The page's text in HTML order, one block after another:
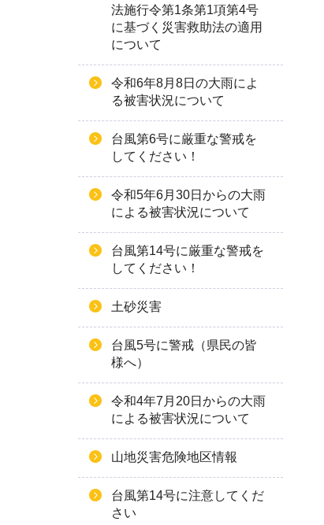
法施⾏令第1条第1項第4号
に基づく災害救助法の適⽤
について
令和6年8月8日の大雨によ
る被害状況について
台風第6号に厳重な警戒を
してください！
令和5年6月30日からの大雨
による被害状況について
台風第14号に厳重な警戒を
してください！
土砂災害
台風5号に警戒（県民の皆
様へ）
令和4年7月20日からの大雨
による被害状況について
山地災害危険地区情報
台風第14号に注意してくだ
さい